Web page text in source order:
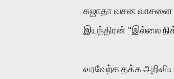
சுஜாதா வசன வாசனை
இயந்திரன் "இல்லை
வரவேற்க தக்க